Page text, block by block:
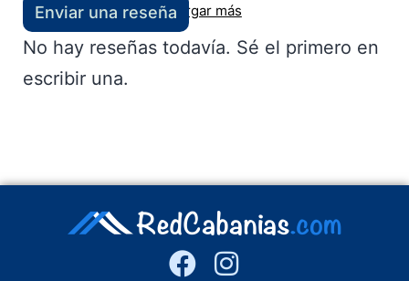
Cargar más
Enviar una reseña
No hay reseñas todavía. Sé el primero en
escribir una.